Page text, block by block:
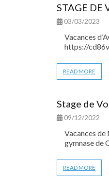
STAGE DE
03/03/2023
Vacances
https://
READ MORE
Stage de
09/12/2022
Vacances de
gymnase de
READ MORE